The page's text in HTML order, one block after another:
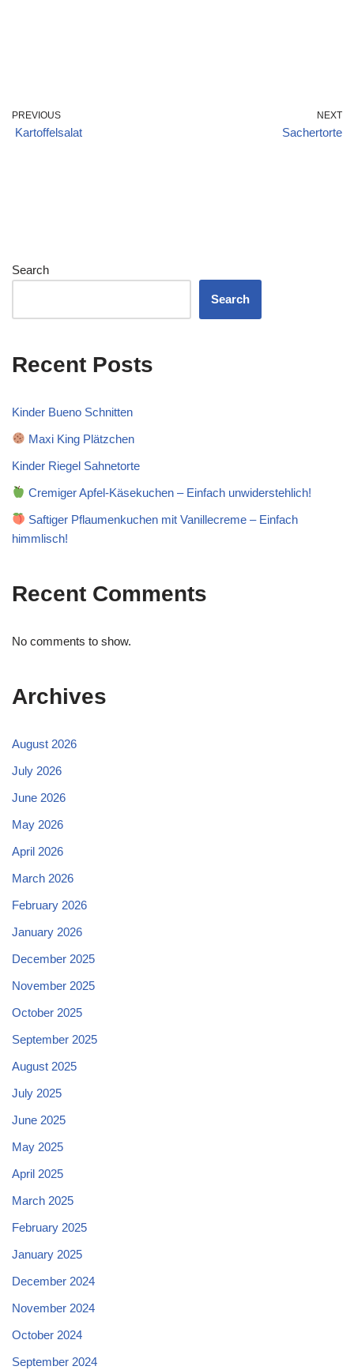
PREVIOUS
Kartoffelsalat
NEXT
Sachertorte
Search
Search
Recent Posts
Kinder Bueno Schnitten
Maxi King Plätzchen
Kinder Riegel Sahnetorte
Cremiger Apfel-Käsekuchen – Einfach unwiderstehlich!
Saftiger Pflaumenkuchen mit Vanillecreme – Einfach
himmlisch!
Recent Comments
No comments to show.
Archives
August 2026
July 2026
June 2026
May 2026
April 2026
March 2026
February 2026
January 2026
December 2025
November 2025
October 2025
September 2025
August 2025
July 2025
June 2025
May 2025
April 2025
March 2025
February 2025
January 2025
December 2024
November 2024
October 2024
September 2024